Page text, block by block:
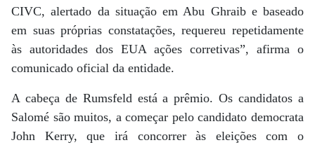
CIVC, alertado da situação em Abu Ghraib e baseado
em suas próprias constatações, requereu repetidamente
às autoridades dos EUA ações corretivas”, afirma o
comunicado oficial da entidade.
A cabeça de Rumsfeld está a prêmio. Os candidatos a
Salomé são muitos, a começar pelo candidato democrata
John Kerry, que irá concorrer às eleições com o